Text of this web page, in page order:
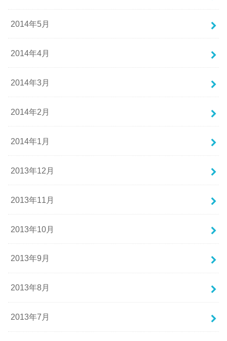
2014年5月
2014年4月
2014年3月
2014年2月
2014年1月
2013年12月
2013年11月
2013年10月
2013年9月
2013年8月
2013年7月